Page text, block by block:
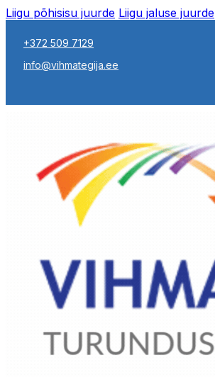
Liigu põhisisu juurde Liigu jaluse juurde
+372 509 7129
info@vihmategija.ee